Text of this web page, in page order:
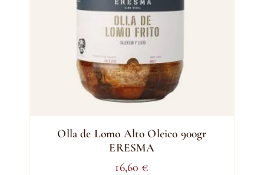
Olla de Lomo Alto Oleico 900gr
ERESMA
16,60 €